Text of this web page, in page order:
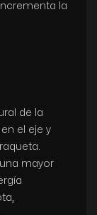
la
de la
el eje y
mayor